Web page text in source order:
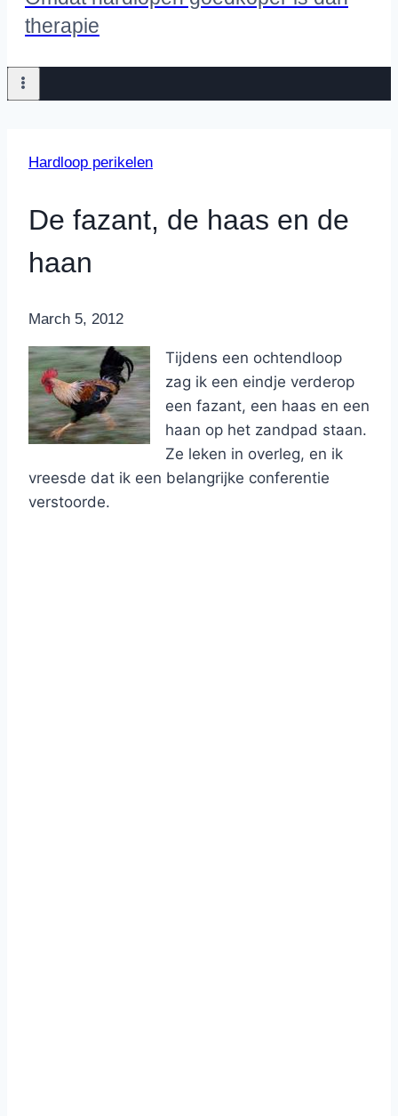
therapie
Hardloop perikelen
De fazant, de haas en de
haan
ByNicole
March 5, 2012
Tijdens een ochtendloop
zag ik een eindje verderop
een fazant, een haas en een
haan op het zandpad staan.
Ze leken in overleg, en ik
vreesde dat ik een belangrijke conferentie
verstoorde.